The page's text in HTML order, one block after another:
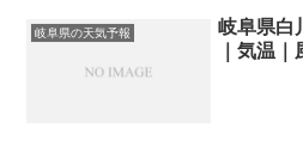
岐阜県の天気予報
岐阜県白
｜気温｜